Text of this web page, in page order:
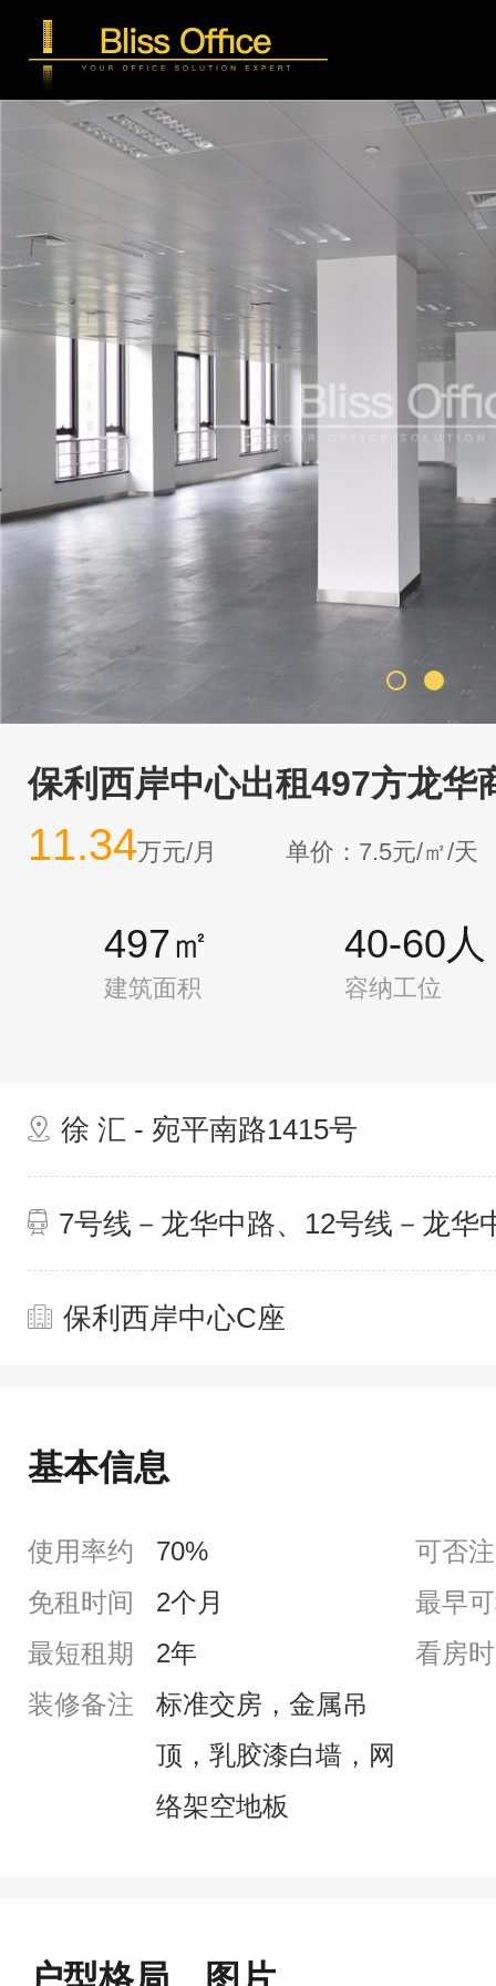
保利西岸中心出租497方龙华
11.34万元/月 单价：7.5元/㎡/天
497㎡
建筑面积
40-60人
容纳工位
徐 汇 - 宛平南路1415号
7号线－龙华中路、12号线－龙华
保利西岸中心C座
基本信息
使用率约 70%
可否
免租时间
2个月
最早
最短租期
2年
看房
装修备注
标准交房，金属吊
顶，乳胶漆白墙，网
络架空地板
户型格局、图片